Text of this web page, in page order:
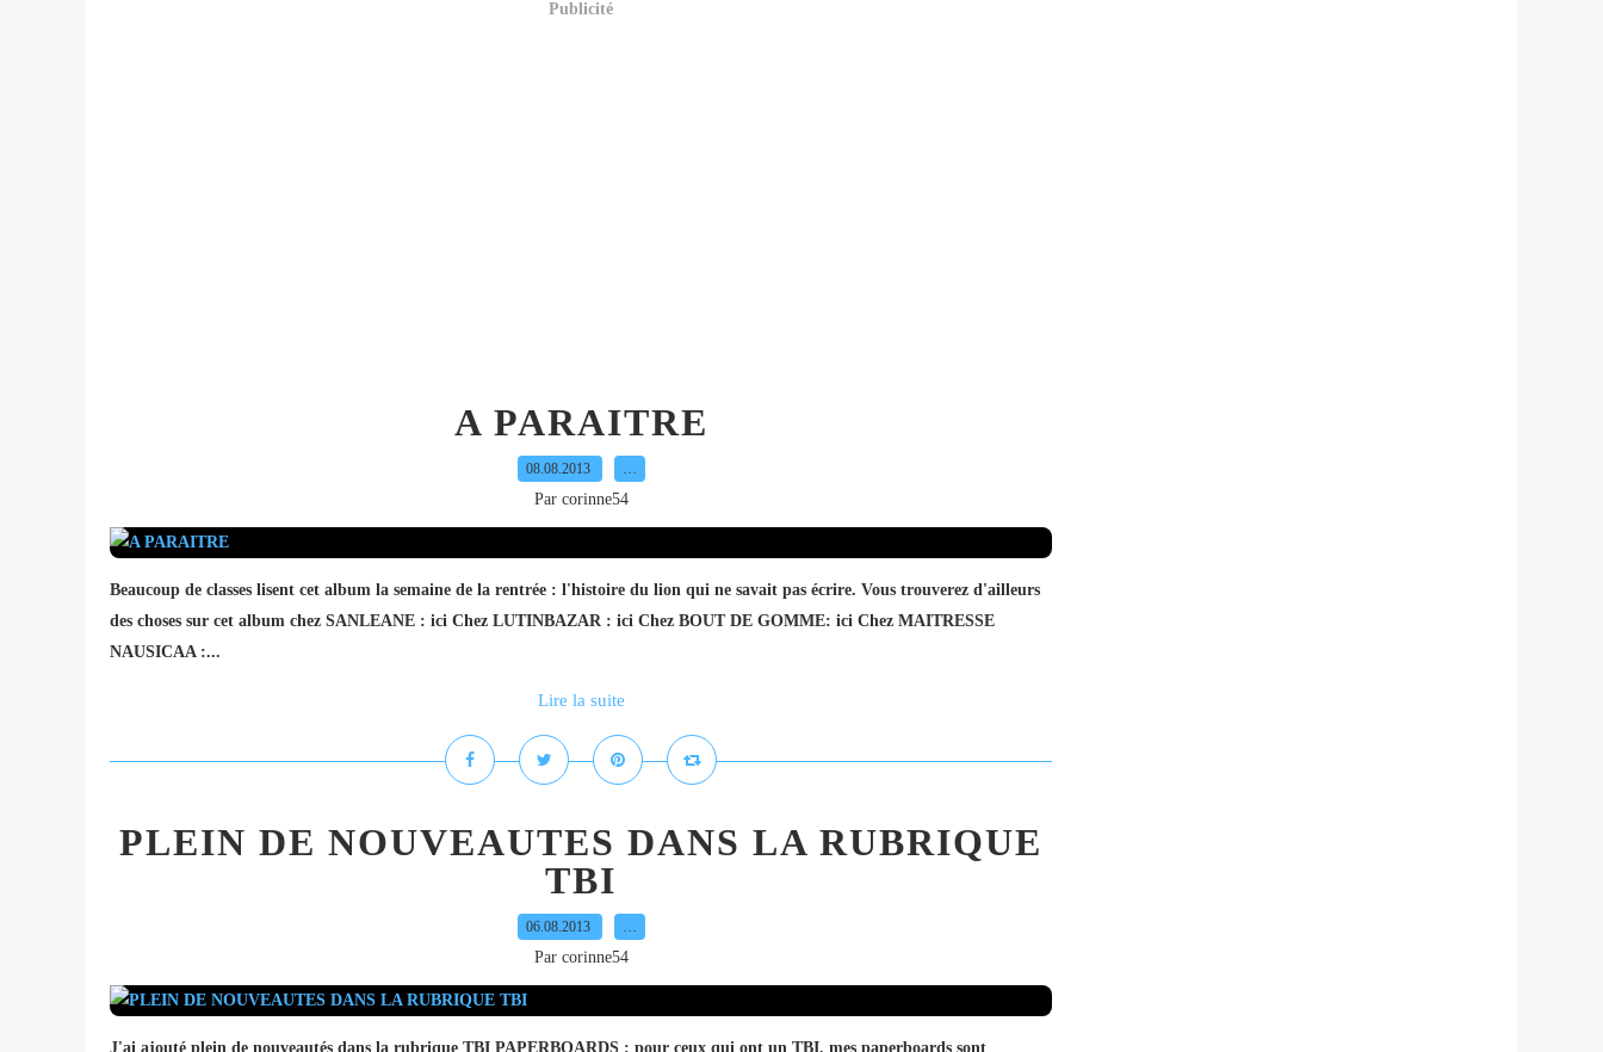
Publicité
A PARAITRE
08.08.2013 …
Par corinne54
Beaucoup de classes lisent cet album la semaine de la rentrée : l'histoire du lion qui ne savait pas écrire. Vous trouverez d'ailleurs
des choses sur cet album chez SANLEANE : ici Chez LUTINBAZAR : ici Chez BOUT DE GOMME: ici Chez MAITRESSE
NAUSICAA :...
Lire la suite
PLEIN DE NOUVEAUTES DANS LA RUBRIQUE
TBI
06.08.2013 …
Par corinne54
J'ai ajouté plein de nouveautés dans la rubrique TBI PAPERBOARDS ; pour ceux qui ont un TBI, mes paperboards sont